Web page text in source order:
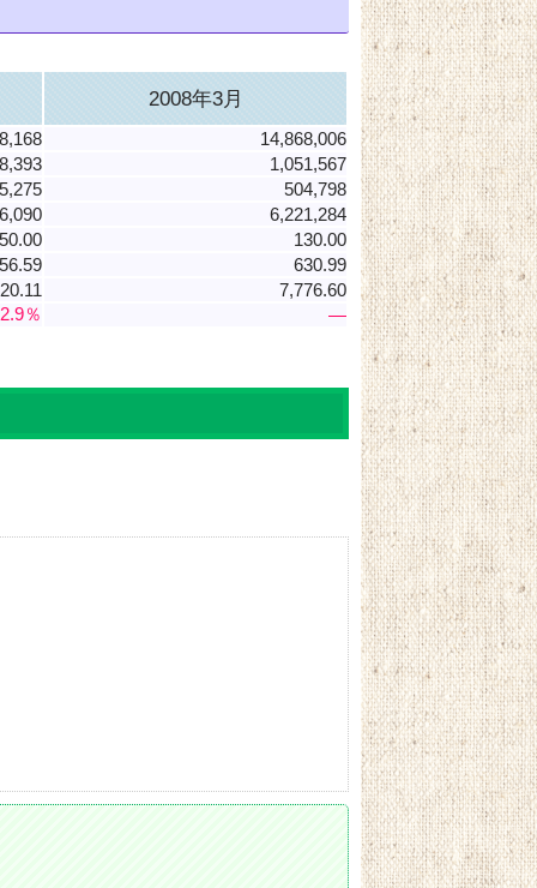
2008年3月
14,868,006
1,051,567
504,798
6,221,284
130.00
630.99
7,776.60
％
―